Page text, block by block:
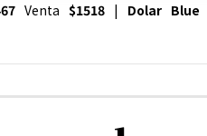
Venta $1518| Dolar Blue